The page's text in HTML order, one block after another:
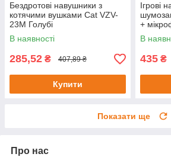
Бездротові навушники з
котячими вушками Cat VZV-
23M Голубі
В наявності
285,52 ₴ 407,89 ₴
Купити
Ігрові
+
В
435 ₴
Показати ще
Про нас